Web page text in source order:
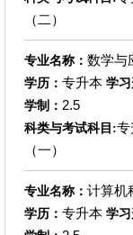
（二）
专业名称： 数学与
学历： 专升本 学习
学制： 2.5
科类与考试科目:专
（一）
专业名称： 计算机
学历： 专升本 学习